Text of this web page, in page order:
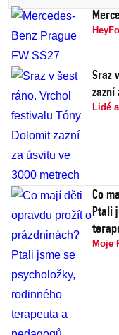
Sraz
zazní
Lidé
Co
Ptali
Moje